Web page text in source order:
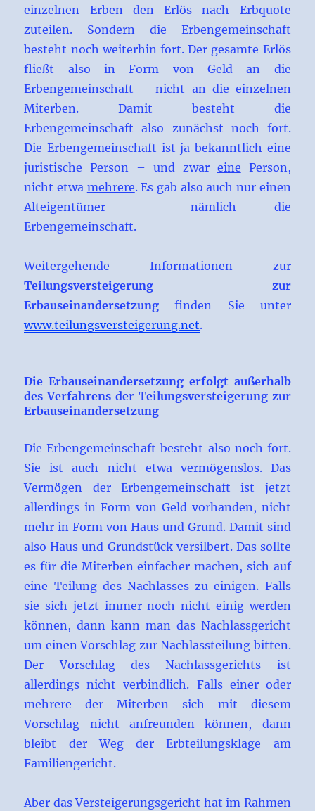
einzelnen Erben den Erlös nach Erbquote
zuteilen. Sondern die Erbengemeinschaft
besteht noch weiterhin fort. Der gesamte Erlös
fließt also in Form von Geld an die
Erbengemeinschaft – nicht an die einzelnen
Miterben. Damit besteht die
Erbengemeinschaft also zunächst noch fort.
Die Erbengemeinschaft ist ja bekanntlich eine
juristische Person – und zwar eine Person,
nicht etwa mehrere. Es gab also auch nur einen
Alteigentümer – nämlich die
Erbengemeinschaft.
Weitergehende Informationen zur
Teilungsversteigerung zur
Erbauseinandersetzung finden Sie unter
www.teilungsversteigerung.net.
Die Erbauseinandersetzung erfolgt außerhalb
des Verfahrens der Teilungsversteigerung zur
Erbauseinandersetzung
Die Erbengemeinschaft besteht also noch fort.
Sie ist auch nicht etwa vermögenslos. Das
Vermögen der Erbengemeinschaft ist jetzt
allerdings in Form von Geld vorhanden, nicht
mehr in Form von Haus und Grund. Damit sind
also Haus und Grundstück versilbert. Das sollte
es für die Miterben einfacher machen, sich auf
eine Teilung des Nachlasses zu einigen. Falls
sie sich jetzt immer noch nicht einig werden
können, dann kann man das Nachlassgericht
um einen Vorschlag zur Nachlassteilung bitten.
Der Vorschlag des Nachlassgerichts ist
allerdings nicht verbindlich. Falls einer oder
mehrere der Miterben sich mit diesem
Vorschlag nicht anfreunden können, dann
bleibt der Weg der Erbteilungsklage am
Familiengericht.
Aber das Versteigerungsgericht hat im Rahmen